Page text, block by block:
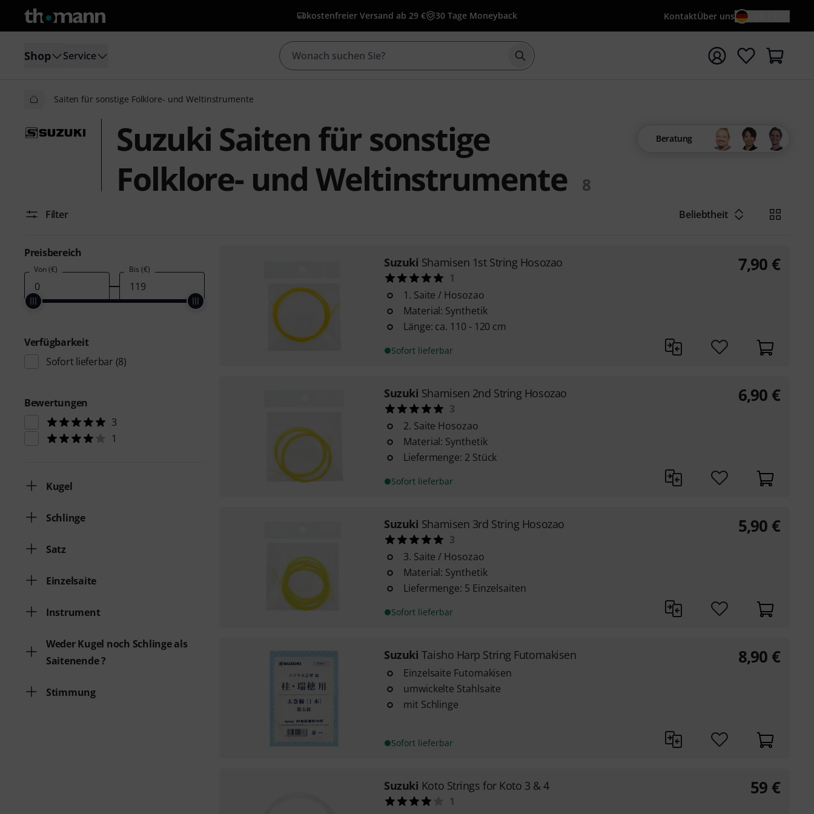
kostenfreier Versand ab 29 € 30 Tage Moneyback KontaktÜber uns
Shop Service Suche mit Suchwort {searchTerm} starten
Saiten für sonstige Folklore- und Weltinstrumente
Suzuki Saiten für sonstige
Folklore- und Weltinstrumente
8
Beratung
Filter Beliebtheit
Preisbereich
Von (€) Bis (€)
Verfügbarkeit
Sofort lieferbar (8)
Bewertungen
3
1
Kugel
Schlinge
Satz
Einzelsaite
Instrument
Weder Kugel noch Schlinge als
Saitenende ?
Stimmung
Suzuki Shamisen 1st String Hosozao
1
1. Saite / Hosozao
Material: Synthetik
Länge: ca. 110 - 120 cm
Sofort lieferbar
7,90 €
Suzuki Shamisen 2nd String Hosozao
3
2. Saite Hosozao
Material: Synthetik
Liefermenge: 2 Stück
Sofort lieferbar
6,90 €
Suzuki Shamisen 3rd String Hosozao
3
3. Saite / Hosozao
Material: Synthetik
Liefermenge: 5 Einzelsaiten
Sofort lieferbar
5,90 €
Suzuki Taisho Harp String Futomakisen
Einzelsaite Futomakisen
umwickelte Stahlsaite
mit Schlinge
Sofort lieferbar
8,90 €
Suzuki Koto Strings for Koto 3 & 4
1
59 €